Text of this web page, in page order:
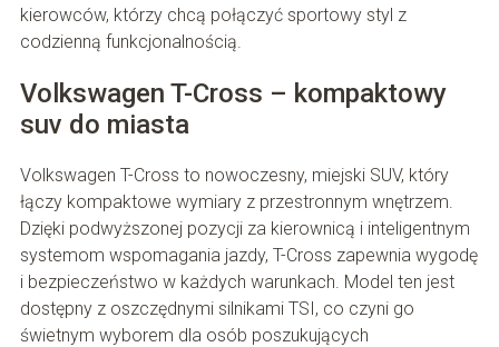
kierowców, którzy chcą połączyć sportowy styl z
codzienną funkcjonalnością.
Volkswagen T-Cross – kompaktowy
suv do miasta
Volkswagen T-Cross to nowoczesny, miejski SUV, który
łączy kompaktowe wymiary z przestronnym wnętrzem.
Dzięki podwyższonej pozycji za kierownicą i inteligentnym
systemom wspomagania jazdy, T-Cross zapewnia wygodę
i bezpieczeństwo w każdych warunkach. Model ten jest
dostępny z oszczędnymi silnikami TSI, co czyni go
świetnym wyborem dla osób poszukujących